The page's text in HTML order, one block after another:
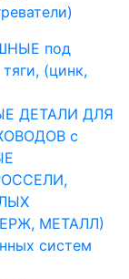
под
(цинк,
ДЕТАЛИ ДЛЯ
с
МЕТАЛЛ)
систем